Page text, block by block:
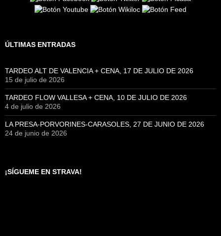
ÚLTIMAS ENTRADAS
TARDEO ALT DE VALENCIA + CENA, 17 DE JULIO DE 2026
15 de julio de 2026
TARDEO FLOW VALLESA + CENA, 10 DE JULIO DE 2026
4 de julio de 2026
LA PRESA-PORVORINES-CARASOLES, 27 DE JUNIO DE 2026
24 de junio de 2026
¡SÍGUEME EN STRAVA!